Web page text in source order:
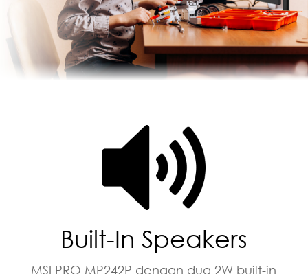
Built-In Speakers
MSI PRO MP242P dengan dua 2W built-in
speaker sehingga pengguna dapat
mendengarkan file audio, menghadiri
kelas online, atau edit video kapanpun